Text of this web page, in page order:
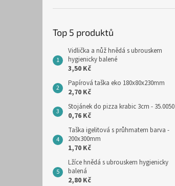
Top 5 produktů
Vidlička a nůž hnědá s ubrouskem
hygienicky balené
3,50 Kč
Papírová taška eko 180x80x230mm
2,70 Kč
Stojánek do pizza krabic 3cm - 35.0050
0,76 Kč
Taška igelitová s průhmatem barva -
200x300mm
1,70 Kč
Lžíce hnědá s ubrouskem hygienicky
balená
2,80 Kč